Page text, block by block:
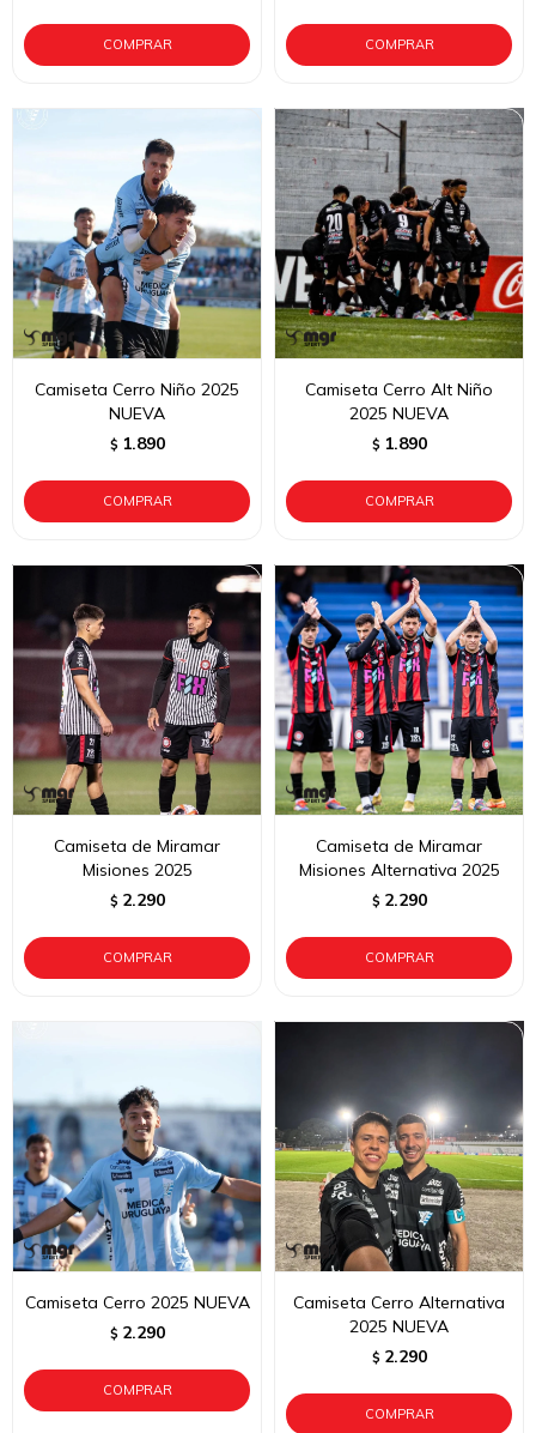
Camiseta Cerro Niño 2025
NUEVA
$ 1.890
Camiseta Cerro Alt Niño
2025 NUEVA
$ 1.890
Camiseta de Miramar
Misiones 2025
$ 2.290
Camiseta de Miramar
Misiones Alternativa 2025
$ 2.290
Camiseta Cerro 2025 NUEVA
$ 2.290
Camiseta Cerro Alternativa
2025 NUEVA
$ 2.290